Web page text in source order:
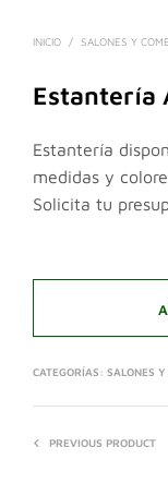
INICIO / SALONES Y
Estantería
Estantería
medidas y
Solicita tu
CATEGORÍAS: SALONES Y
PREVIOUS PRODUCT